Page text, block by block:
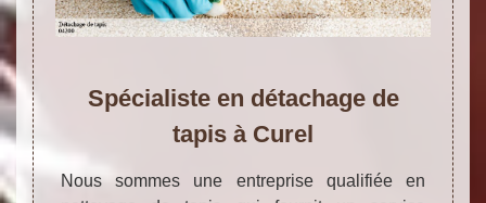
Spécialiste en détachage de
tapis à Curel
Nous sommes une entreprise qualifiée en